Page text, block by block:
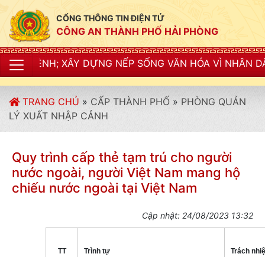
CỔNG THÔNG TIN ĐIỆN TỬ
CÔNG AN THÀNH PHỐ HẢI PHÒNG
XÂY DỰNG NẾP SỐNG VĂN HÓA VÌ NHÂN DÂN
TRANG CHỦ » CẤP THÀNH PHỐ » PHÒNG QUẢN
LÝ XUẤT NHẬP CẢNH
Quy trình cấp thẻ tạm trú cho người
nước ngoài, người Việt Nam mang hộ
chiếu nước ngoài tại Việt Nam
Cập nhật: 24/08/2023 13:32
TT Trình tự Trách